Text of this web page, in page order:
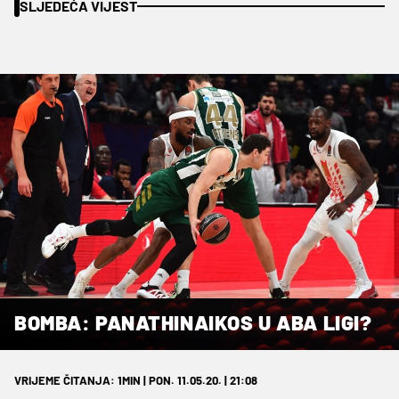
SLJEDEĆA VIJEST
BOMBA: PANATHINAIKOS U ABA LIGI?
VRIJEME ČITANJA: 1MIN | PON. 11.05.20. | 21:08